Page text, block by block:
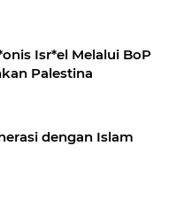
Isr*el Melalui BoP
Palestina
dengan Islam